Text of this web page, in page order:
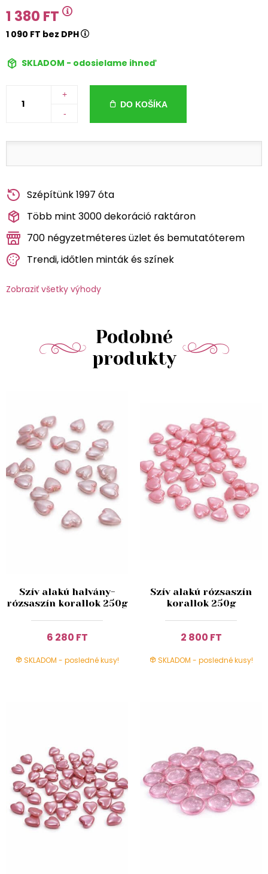
1 380 FT
1 090 FT bez DPH
SKLADOM - odosielame ihneď
+
-
DO KOŠÍKA
Szépítünk 1997 óta
Több mint 3000 dekoráció raktáron
700 négyzetméteres üzlet és bemutatóterem
Trendi, időtlen minták és színek
Zobraziť všetky výhody
Podobné
produkty
Szív alakú halvány-
rózsaszín korallok 250g
6 280 FT
SKLADOM - posledné kusy!
Szív alakú rózsaszín
korallok 250g
2 800 FT
SKLADOM - posledné kusy!